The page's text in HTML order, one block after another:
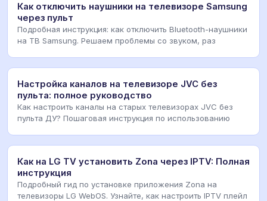
Как отключить наушники на телевизоре Samsung
через пульт
Подробная инструкция: как отключить Bluetooth-наушники
на ТВ Samsung. Решаем проблемы со звуком, раз
Настройка каналов на телевизоре JVC без
пульта: полное руководство
Как настроить каналы на старых телевизорах JVC без
пульта ДУ? Пошаговая инструкция по использованию
Как на LG TV установить Zona через IPTV: Полная
инструкция
Подробный гид по установке приложения Zona на
телевизоры LG WebOS. Узнайте, как настроить IPTV плейл